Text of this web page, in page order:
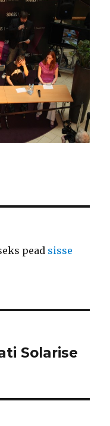
pead sisse
Solarise